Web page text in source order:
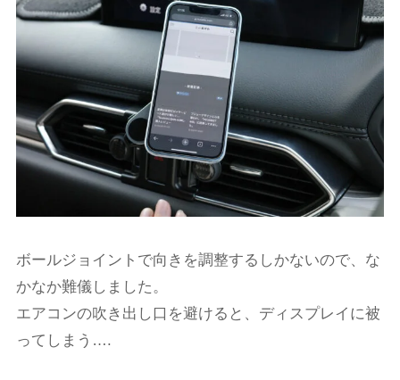
ボールジョイントで向きを調整するしかないので、な
かなか難儀しました。
エアコンの吹き出し口を避けると、ディスプレイに被
ってしまう….